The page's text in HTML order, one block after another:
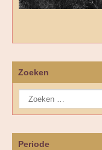
Zoeken
Periode